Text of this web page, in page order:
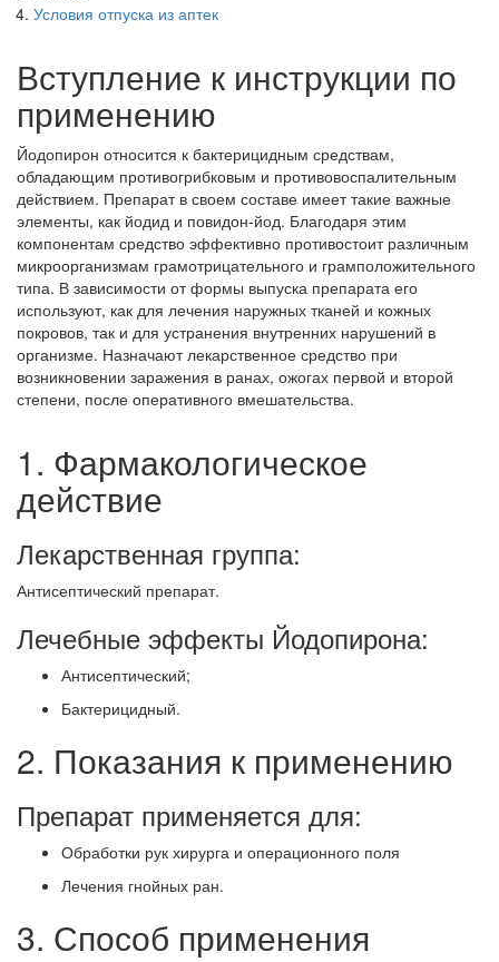
Условия отпуска из аптек
Вступление к инструкции по
применению
Йодопирон относится к бактерицидным средствам,
обладающим противогрибковым и противовоспалительным
действием. Препарат в своем составе имеет такие важные
элементы, как йодид и повидон-йод. Благодаря этим
компонентам средство эффективно противостоит различным
микроорганизмам грамотрицательного и грамположительного
типа. В зависимости от формы выпуска препарата его
используют, как для лечения наружных тканей и кожных
покровов, так и для устранения внутренних нарушений в
организме. Назначают лекарственное средство при
возникновении заражения в ранах, ожогах первой и второй
степени, после оперативного вмешательства.
1. Фармакологическое
действие
Лекарственная группа:
Антисептический препарат.
Лечебные эффекты Йодопирона:
Антисептический;
Бактерицидный.
2. Показания к применению
Препарат применяется для:
Обработки рук хирурга и операционного поля
Лечения гнойных ран.
3. Способ применения